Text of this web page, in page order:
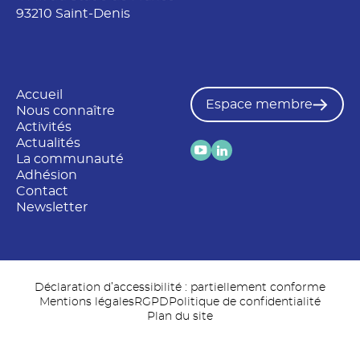
93210 Saint-Denis
Accueil
Nous connaître
Activités
Actualités
La communauté
Adhésion
Contact
Newsletter
Espace membre
Déclaration d’accessibilité : partiellement conforme
Mentions légalesRGPD Politique de confidentialité
Plan du site